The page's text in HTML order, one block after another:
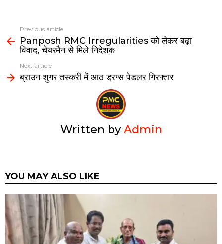
Previous article
Panposh RMC Irregularities को लेकर बढ़ा
विवाद, चेयरमैन से मिले निदेशक
Next article
ब्राउन शुगर तस्करी में आठ ड्रग्स पेडलर गिरफ्तार
Written byAdmin
YOU MAY ALSO LIKE